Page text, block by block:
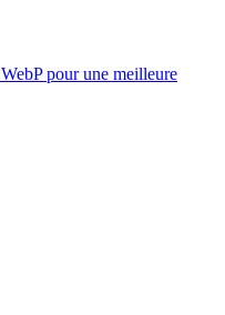
pour une meilleure